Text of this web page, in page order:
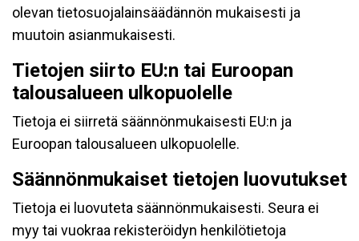
olevan tietosuojalainsäädännön mukaisesti ja
muutoin asianmukaisesti.
Tietojen siirto EU:n tai Euroopan
talousalueen ulkopuolelle
Tietoja ei siirretä säännönmukaisesti EU:n ja
Euroopan talousalueen ulkopuolelle.
Säännönmukaiset tietojen luovutukset
Tietoja ei luovuteta säännönmukaisesti. Seura ei
myy tai vuokraa rekisteröidyn henkilötietoja